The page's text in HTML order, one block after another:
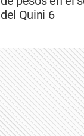
del Quini 6